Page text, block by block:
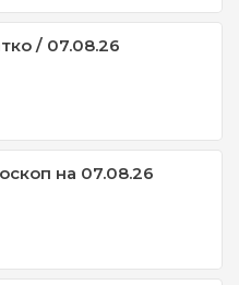
/ 07.08.26
на 07.08.26